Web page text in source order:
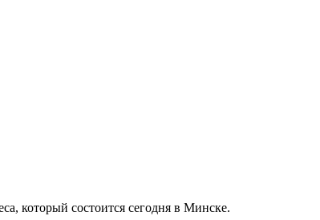
который состоится сегодня в Минске.